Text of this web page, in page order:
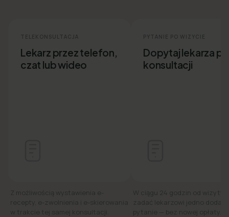
TELEKONSULTACJA
Lekarz przez telefon,
czat lub wideo
Z możliwością wystawienia e-
recepty, e-zwolnienia i e-skierowania
w trakcie tej samej konsultacji.
PYTANIE PO WIZYCIE
Dopytaj lekarza po
konsultacji
W ciągu 24 godzin od wizyty
zadać lekarzowi jedno
pytanie — bez nowej opłaty.